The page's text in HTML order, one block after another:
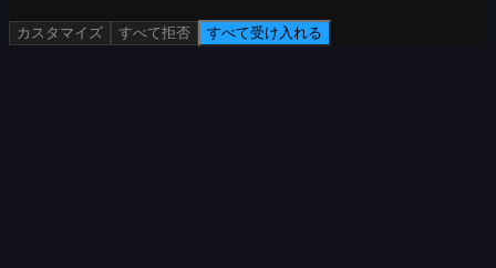
カスタマイズ すべて拒否 すべて受け入れる